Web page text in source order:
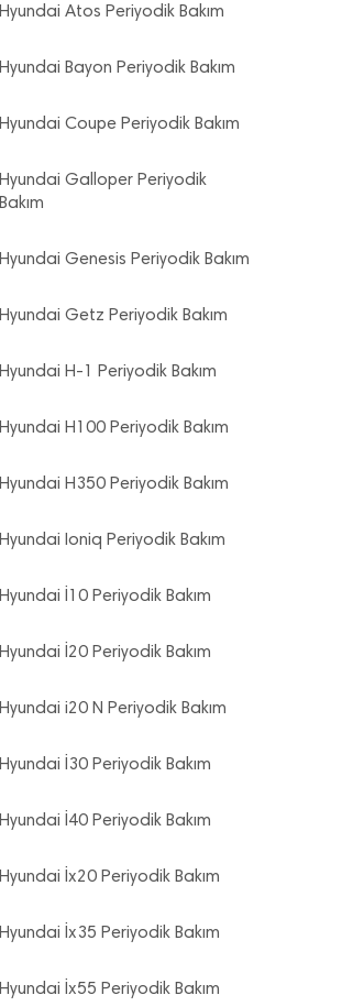
Hyundai Atos Periyodik Bakım
Hyundai Bayon Periyodik Bakım
Hyundai Coupe Periyodik Bakım
Hyundai Galloper Periyodik
Bakım
Hyundai Genesis Periyodik Bakım
Hyundai Getz Periyodik Bakım
Hyundai H-1 Periyodik Bakım
Hyundai H100 Periyodik Bakım
Hyundai H350 Periyodik Bakım
Hyundai Ioniq Periyodik Bakım
Hyundai İ10 Periyodik Bakım
Hyundai İ20 Periyodik Bakım
Hyundai i20 N Periyodik Bakım
Hyundai İ30 Periyodik Bakım
Hyundai İ40 Periyodik Bakım
Hyundai İx20 Periyodik Bakım
Hyundai İx35 Periyodik Bakım
Hyundai İx55 Periyodik Bakım